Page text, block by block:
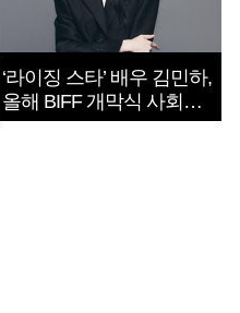
‘라이징 스타’ 배우 김민하,
올해 BIFF 개막식 사회자
확정